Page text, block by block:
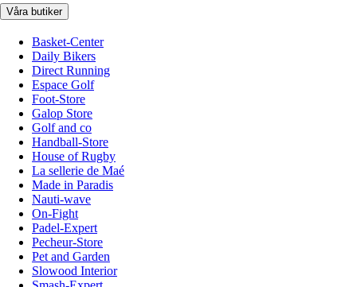
Våra butiker
Basket-Center
Daily Bikers
Direct Running
Espace Golf
Foot-Store
Galop Store
Golf and co
Handball-Store
House of Rugby
La sellerie de Maé
Made in Paradis
Nauti-wave
On-Fight
Padel-Expert
Pecheur-Store
Pet and Garden
Slowood Interior